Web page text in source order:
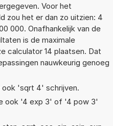
Voor het
zou het er dan zo uitzien: 4
000. Onafhankelijk van de
is de maximale
calculator 14 plaatsen. Dat
nauwkeurig genoeg
ook 'sqrt 4' schrijven.
ook '4 exp 3' of '4 pow 3'